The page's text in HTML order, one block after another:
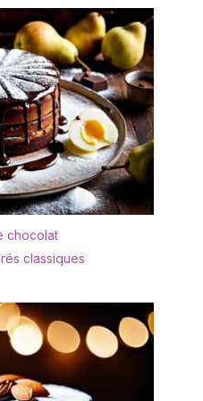
la fête des mères,
fête des pères
Un
bien conçu
la vaisselle en
sécurité pendant le
Nous vous
un
gratuit si
plateaux arrivent
chocolat
classiques